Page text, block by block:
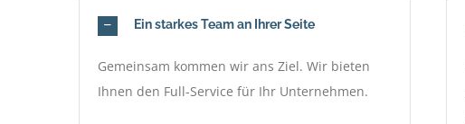
Ein starkes Team an Ihrer Seite
Gemeinsam kommen wir ans Ziel. Wir bieten
Ihnen den Full-Service für Ihr Unternehmen.